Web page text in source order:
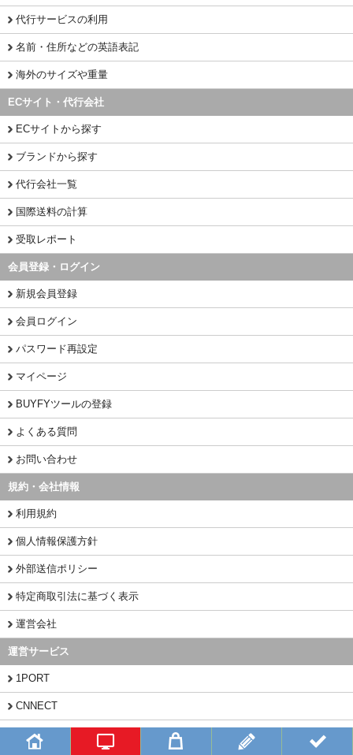
代行サービスの利用
名前・住所などの英語表記
海外のサイズや重量
ECサイト・代行会社
ECサイトから探す
ブランドから探す
代行会社一覧
国際送料の計算
受取レポート
会員登録・ログイン
新規会員登録
会員ログイン
パスワード再設定
マイページ
BUYFYツールの登録
よくある質問
お問い合わせ
規約・会社情報
利用規約
個人情報保護方針
外部送信ポリシー
特定商取引法に基づく表示
運営会社
運営サービス
1PORT
CNNECT
CHINAMART